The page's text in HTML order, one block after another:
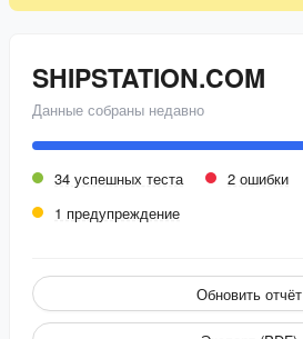
SHIPSTATION.COM
Данные собраны недавно
34 успешных теста
2 ошибки
1 предупреждение
Обновить отчёт